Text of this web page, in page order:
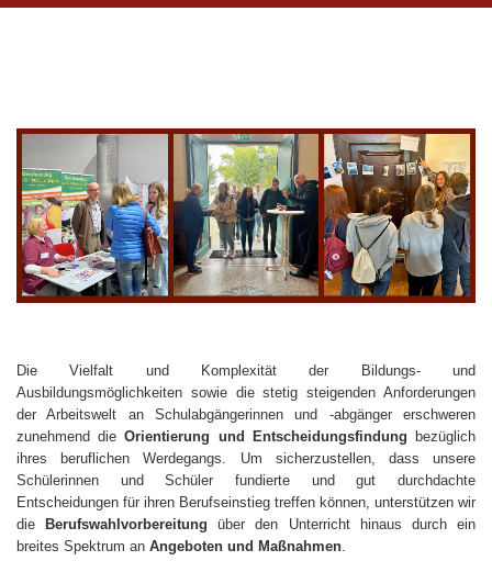
Die Vielfalt und Komplexität der Bildungs- und
Ausbildungsmöglichkeiten sowie die stetig steigenden Anforderungen
der Arbeitswelt an Schulabgängerinnen und -abgänger erschweren
zunehmend dieOrientierung und Entscheidungsfindung bezüglich
ihres beruflichen Werdegangs. Um sicherzustellen, dass unsere
Schülerinnen und Schüler fundierte und gut durchdachte
Entscheidungen für ihren Berufseinstieg treffen können, unterstützen wir
die
Berufswahlvorbereitung über den Unterricht hinaus durch ein
breites Spektrum an Angeboten und Maßnahmen